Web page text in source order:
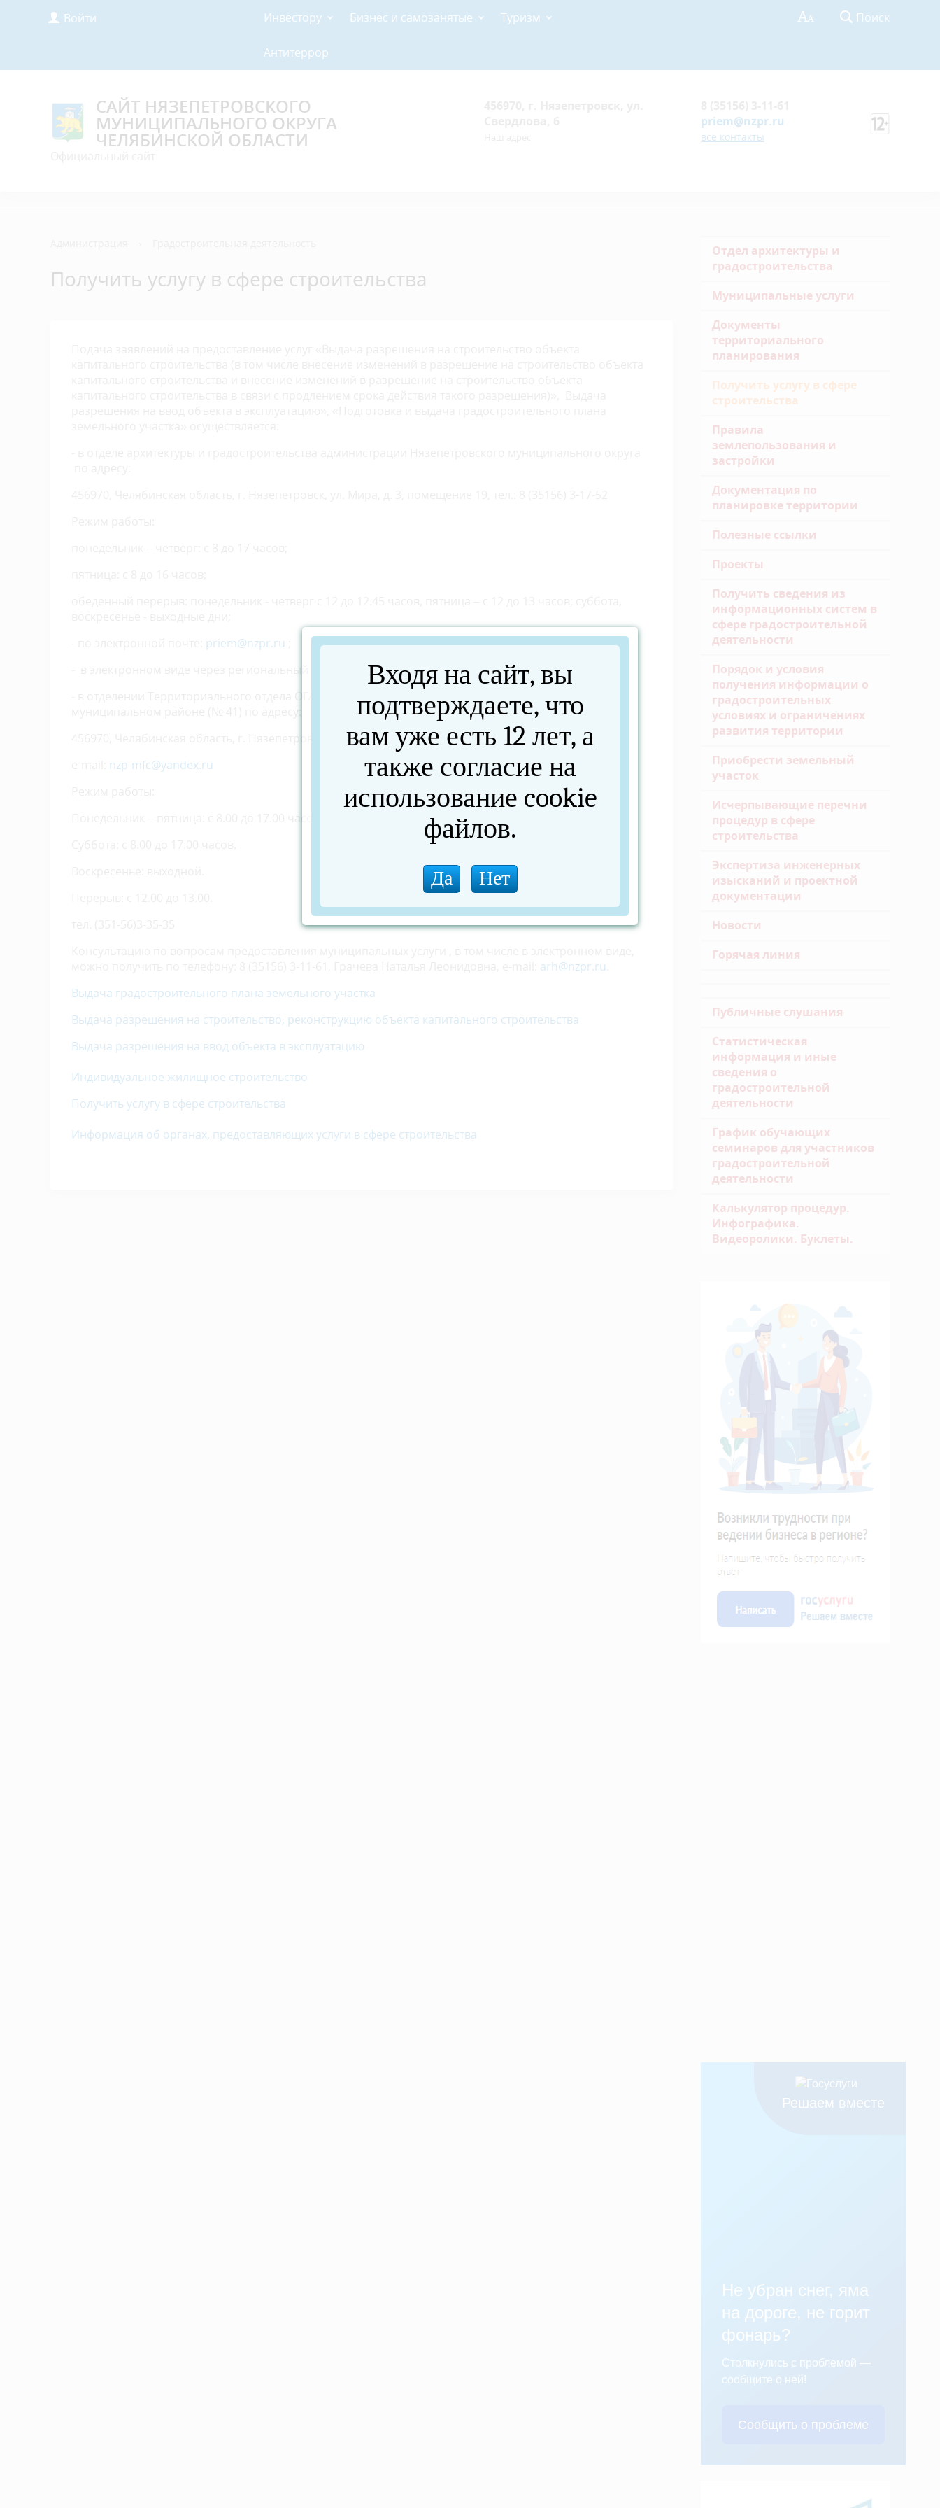
Войти Инвестору Бизнес и самозанятые Туризм
Антитеррор
Поиск
САЙТ НЯЗЕПЕТРОВСКОГО
МУНИЦИПАЛЬНОГО ОКРУГА
ЧЕЛЯБИНСКОЙ ОБЛАСТИ
priem@nzpr.ru
все контакты
Получить услугу в сфере строительства
priem@nzpr.ru
- в электронном виде через региональный портал государственных услуг:https://gosuslugi74.ru
456970, Челябинская область, г. Нязепетровск, ул. Мира, д. 4
nzp-mfc@yandex.ru
arh@nzpr.ru
Выдача градостроительного плана земельного участка
Выдача разрешения на строительство, реконструкцию объекта капитального строительства
Выдача разрешения на ввод объекта в эксплуатацию
Индивидуальное жилищное строительство
Получить услугу в сфере строительства
Информация об органах, предоставляющих услуги в сфере строительства
Отдел архитектуры и
градостроительства
Муниципальные услуги
Документы
территориального
планирования
Получить услугу в сфере
строительства
Правила
землепользования и
застройки
Документация по
планировке территории
Полезные ссылки
Проекты
Получить сведения из
информационных систем в
сфере градостроительной
деятельности
Порядок и условия
получения информации о
градостроительных
условиях и ограничениях
развития территории
Приобрести земельный
участок
Исчерпывающие перечни
процедур в сфере
строительства
Экспертиза инженерных
изысканий и проектной
документации
Новости
Горячая линия
Публичные слушания
Статистическая
информация и иные
сведения о
градостроительной
деятельности
График обучающих
семинаров для участников
градостроительной
деятельности
Калькулятор процедур.
Инфографика.
Видеоролики. Буклеты.
Решаем вместе
Не убран снег, яма
на дороге, не горит
фонарь?
Столкнулись с проблемой —
сообщите о ней!
Сообщить о проблеме
Входя на сайт, вы
подтверждаете, что
вам уже есть 12 лет, а
также согласие на
использование cookie
файлов.